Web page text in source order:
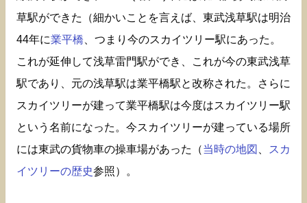
草駅ができた（細かいことを言えば、東武浅草駅は明治
44年に業平橋 、つまり今のスカイツリー駅にあった。
これが延伸して浅草雷門駅ができ、これが今の東武浅草
駅であり、元の浅草駅は業平橋駅と改称された。さらに
スカイツリーが建って業平橋駅は今度はスカイツリー駅
という名前になった。今スカイツリーが建っている場所
には東武の貨物車の操車場があった（当時の地図
スカ
イツリーの歴史参照）。